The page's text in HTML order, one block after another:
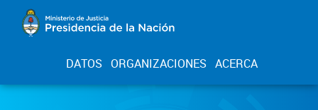
DATOS ORGANIZACIONES ACERCA